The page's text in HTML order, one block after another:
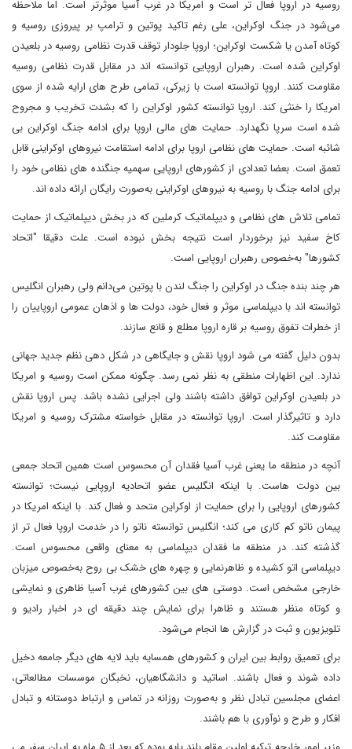
روسیه در اروپا فعال تر است و امریکا در غرب آسیا موثرتر است. اما ملاحظه
می‌شود در جنگ اوکراین، علی رغم تاکید پوتین و ترامپ بر پیروزی روسیه و
کوتاه آمدن یا شکست اوکراین؛ اروپا جلودار توقف قدرت نظامی روسیه در بلعیدن
اوکراین شده است. رهبران اروپایی توانسته اند در مقابل قدرت نظامی روسیه
مقاومت کنند. اروپا توانسته است با زیرکی، تمامی طرح های ارایه شده از سوی
امریکا را خنثی کند. اروپا توانسته کشور اوکراین را که بشدت تخریب و مجروح
شده است سرپا نگهدارد. حمایت های مالی اروپا برای ادامه جنگ اوکراین بی
شائبه است. حمایت های نظامی اروپا برای ادامه استقامت نیروهای اوکراینی قابل
تعمق است. بعضا تعدادی از کشورهای اروپایی سهمیه جنگنده های نظامی خود را
برای ادامه جنگ با روسیه به نیروهای اوکراینی به‌صورت رایگان ارائه داده اند.
تمامی تلاش های نظامی و دیپلماتیک کرملین که در بخش دیپلماتیک از حمایت
کاخ سفید نیز برخوردار است نتیجه بخش نبوده است. علت دقیقا "اتحاد
کشورها" به‌خصوص رهبران اروپایی است.
هر چند بنده جنگ در اوکراین را جنگ لندن با پوتین می‌دانم ولی رهبران انگلیس
توانسته اند با دیپلماسی موثر و فعال خود، دولت ها و اذهان عمومی اروپاییان را
از خطرات تفوق روسیه بر قاره اروپا مطلع و قانع سازند.
بدون دلیل گفته می شود اروپا نقش و جایگاهی در شکل دهی نظم جدید جهانی
ندارد. این اظهارات منطقی به نظر نمی رسد. چگونه ممکن است روسیه و امریکا
در بلعیدن اوکراین توافق داشته باشند ولی اجرایی نشده باشد. پس اروپا نقش
دارد و تاثیرگذار است. اروپا توانسته در مقابل خواسته مشترک روسیه و امریکا
مقاومت کند.
آنچه در منطقه ما یعنی غرب آسیا فقدان آن محسوس است همین اتحاد جمعی
بین دولت هاست. با اینکه انگلیس عضو اتحادیه اروپایی نیست؛ توانسته
کشورهای اروپایی را برای حمایت از اوکراین متحد و فعال کند. با اینکه امریکا در
پیمان ناتو کم کاری می کند؛ انگلیس توانسته ناتو را در خدمت اروپا فعال تر از
گذشته کند. در منطقه ما فقدان دیپلماسی به معنای واقعی محسوس است.
دیپلماسی اتو کشیده و ظاهرنمایی و چهره های خشک بی روح به‌خصوص میزبان
خارجی مشخص است. دوستی های بین کشورهای غرب آسیا ظاهری و نمایشی
و کوتاه منظر هستند و ظاهرا برای نمایش چند دقیقه ای در اخبار رادیو و
تلویزیون و ثبت در گزارش ها انجام می‌شود.
برای تعمیق روابط بین ایران و کشورهای همسایه باید لایه های دیگر جامعه دخیل
داده شوند و فعال باشند. اساتید و دانشگاهیان، نخبگان موسسات مطالعاتی،
اعضای مجلسین تبادل نظر و به‌صورت روزانه در تماس و ارتباط دوستانه و تبادل
افکار و طرح و نوآوری با هم باشند.